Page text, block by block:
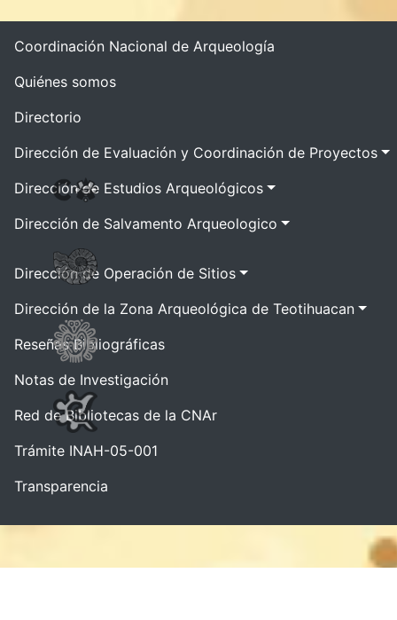
Coordinación Nacional de Arqueología
Quiénes somos
Directorio
Dirección de Evaluación y Coordinación de Proyectos
Dirección de Estudios Arqueológicos
Dirección de Salvamento Arqueologico
Dirección de Operación de Sitios
Dirección de la Zona Arqueológica de Teotihuacan
Reseñas Bibliográficas
Notas de Investigación
Red de Bibliotecas de la CNAr
Trámite INAH-05-001
Transparencia